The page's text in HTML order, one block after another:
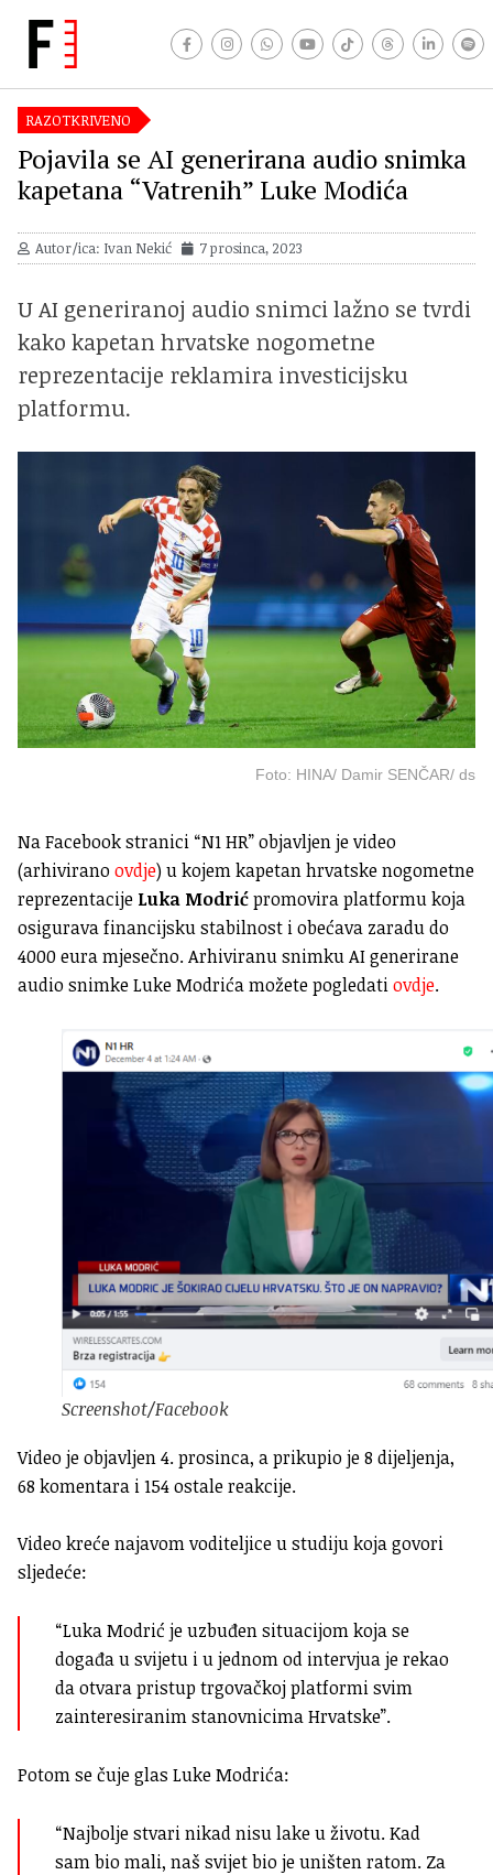
RAZOTKRIVENO
Pojavila se AI generirana audio snimka
kapetana “Vatrenih” Luke Modića
Autor/ica: Ivan Nekić 7 prosinca, 2023
U AI generiranoj audio snimci lažno se tvrdi
kako kapetan hrvatske nogometne
reprezentacije reklamira investicijsku
platformu.
Foto: HINA/ Damir SENČAR/ ds
Na Facebook stranici “N1 HR” objavljen je video
(arhiviranoovdje) u kojem kapetan hrvatske nogometne
reprezentacije Luka Modrićpromovira platformu koja
osigurava financijsku stabilnost i obećava zaradu do
4000 eura mjesečno. Arhiviranu snimku AI generirane
audio snimke Luke Modrića možete pogledatiovdje.
Screenshot/Facebook
Video je objavljen 4. prosinca, a prikupio je 8 dijeljenja,
68 komentara i 154 ostale reakcije.
Video kreće najavom voditeljice u studiju koja govori
sljedeće:
“Luka Modrić je uzbuđen situacijom koja se
događa u svijetu i u jednom od intervjua je rekao
da otvara pristup trgovačkoj platformi svim
zainteresiranim stanovnicima Hrvatske”.
Potom se čuje glas Luke Modrića:
“Najbolje stvari nikad nisu lake u životu. Kad
sam bio mali, naš svijet bio je uništen ratom. Za